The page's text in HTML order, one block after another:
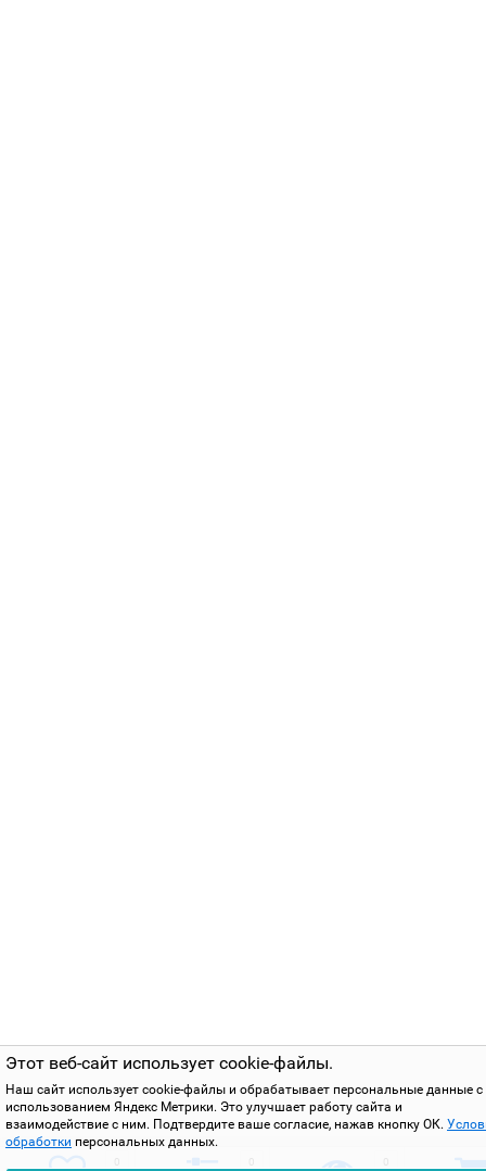
Этот веб-сайт использует cookie-файлы.
Наш сайт использует cookie-файлы и обрабатывает персональные данные с
использованием Яндекс Метрики. Это улучшает работу сайта и
взаимодействие с ним. Подтвердите ваше согласие, нажав кнопку ОК.
обработки персональных данных.